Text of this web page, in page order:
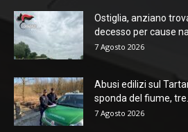
Ostiglia, anziano
decesso per cause
7 Agosto 2026
Abusi edilizi sul
sponda del fiume, tre...
7 Agosto 2026